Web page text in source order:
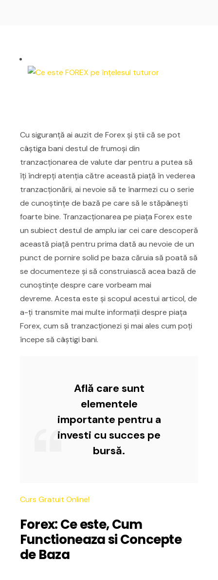
Cu siguranță ai auzit de Forex și știi că se pot
câștiga bani destul de frumoși din
tranzacționarea de valute dar pentru a putea să
îți îndrepți atenția către această piață în vederea
tranzacționării, ai nevoie să te înarmezi cu o serie
de cunoștințe de bază pe care să le stăpânești
foarte bine. Tranzacționarea pe piața Forex este
un subiect destul de amplu iar cei care descoperă
această piață pentru prima dată au nevoie de un
punct de pornire solid pe baza căruia să poată să
se documenteze și să construiască acea bază de
cunoștințe despre care vorbeam mai
devreme. Acesta este și scopul acestui articol, de
a-ți transmite mai multe informații despre piața
Forex, cum să tranzacționezi și mai ales cum poți
începe să câștigi bani.
Află care sunt
elementele
importante pentru a
investi cu succes pe
bursă.
Curs Gratuit Online!
Forex: Ce este, Cum
Functioneaza si Concepte
de Baza